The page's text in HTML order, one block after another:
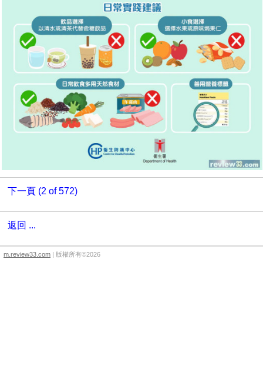
下一頁 (2 of 572)
返回 ...
m.review33.com | 版權所有©2026